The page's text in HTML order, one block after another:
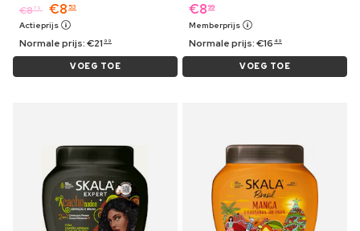
€879 €8 53
Actieprijs
Normale prijs:€21 99
VOEG TOE
€8 99
Memberprijs
Normale prijs:€16 49
VOEG TOE